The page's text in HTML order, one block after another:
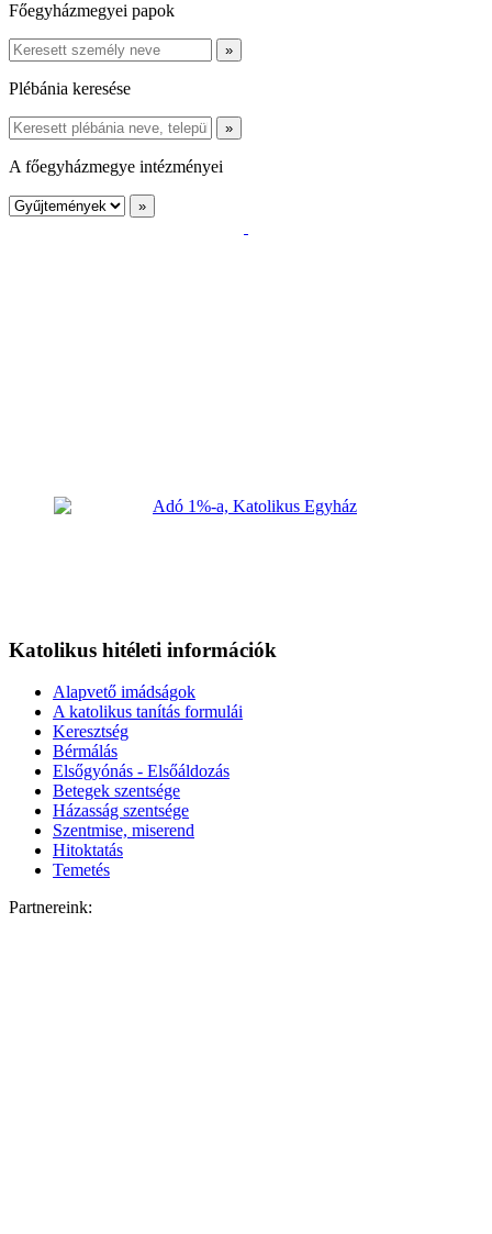
Főegyházmegyei papok
Plébánia keresése
A főegyházmegye intézményei
Katolikus hitéleti információk
Alapvető imádságok
A katolikus tanítás formulái
Keresztség
Bérmálás
Elsőgyónás - Elsőáldozás
Betegek szentsége
Házasság szentsége
Szentmise, miserend
Hitoktatás
Temetés
Partnereink: